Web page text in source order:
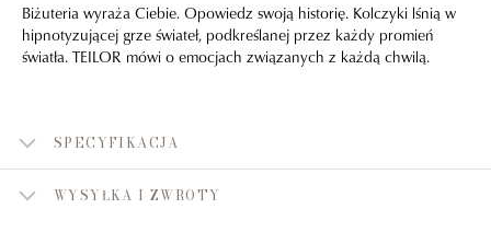
Biżuteria wyraża Ciebie. Opowiedz swoją historię. Kolczyki lśnią w
hipnotyzującej grze świateł, podkreślanej przez każdy promień
światła. TEILOR mówi o emocjach związanych z każdą chwilą.
SPECYFIKACJA
WYSYŁKA I ZWROTY